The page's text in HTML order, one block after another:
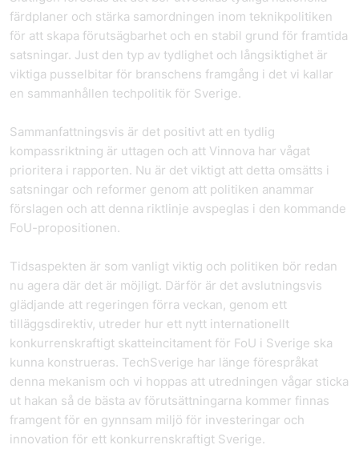
färdplaner och stärka samordningen inom teknikpolitiken
för att skapa förutsägbarhet och en stabil grund för framtida
satsningar. Just den typ av tydlighet och långsiktighet är
viktiga pusselbitar för branschens framgång i det vi kallar
en sammanhållen techpolitik för Sverige.
Sammanfattningsvis är det positivt att en tydlig
kompassriktning är uttagen och att Vinnova har vågat
prioritera i rapporten. Nu är det viktigt att detta omsätts i
satsningar och reformer genom att politiken anammar
förslagen och att denna riktlinje avspeglas i den kommande
FoU-propositionen.
Tidsaspekten är som vanligt viktig och politiken bör redan
nu agera där det är möjligt. Därför är det avslutningsvis
glädjande att regeringen förra veckan, genom ett
tilläggsdirektiv, utreder hur ett nytt internationellt
konkurrenskraftigt skatteincitament för FoU i Sverige ska
kunna konstrueras. TechSverige har länge förespråkat
denna mekanism och vi hoppas att utredningen vågar sticka
ut hakan så de bästa av förutsättningarna kommer finnas
framgent för en gynnsam miljö för investeringar och
innovation för ett konkurrenskraftigt Sverige.